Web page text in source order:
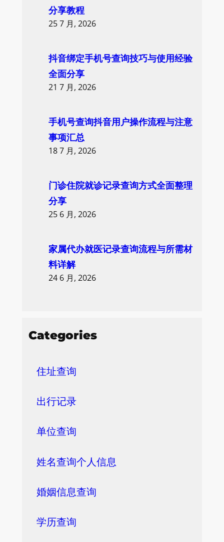
分享教程
25 7 月, 2026
抖音绑定手机号查询技巧与使用经验
全面分享
21 7 月, 2026
手机号查询抖音用户操作流程与注意
事项汇总
18 7 月, 2026
门诊住院就诊记录查询方式全面整理
分享
25 6 月, 2026
家属代办就医记录查询流程与所需材
料详解
24 6 月, 2026
Categories
住址查询
出行记录
单位查询
姓名查询个人信息
婚姻信息查询
学历查询